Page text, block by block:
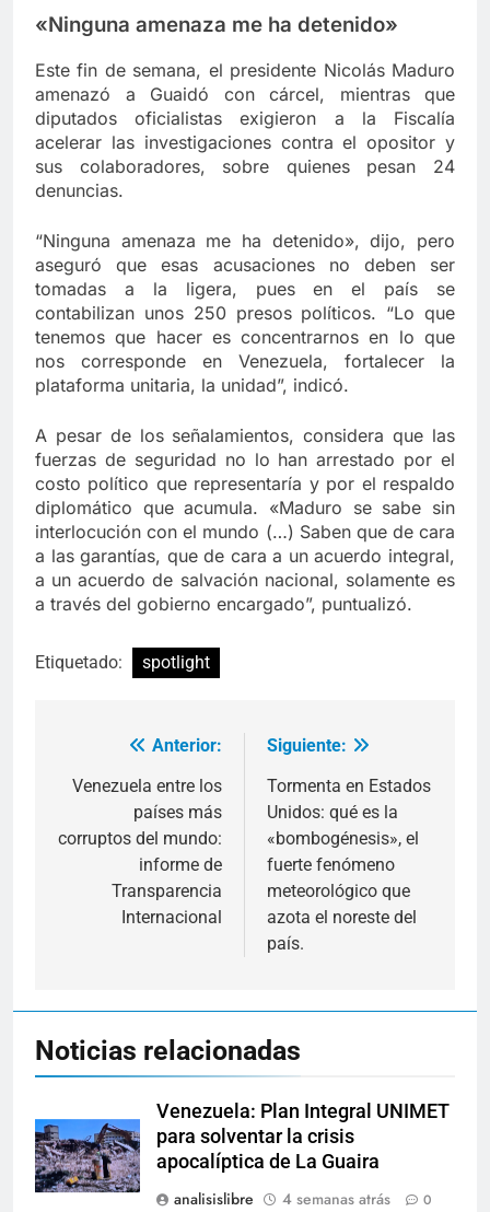
«Ninguna amenaza me ha detenido»
Este fin de semana, el presidente Nicolás Maduro
amenazó a Guaidó con cárcel, mientras que
diputados oficialistas exigieron a la Fiscalía
acelerar las investigaciones contra el opositor y
sus colaboradores, sobre quienes pesan 24
denuncias.
“Ninguna amenaza me ha detenido», dijo, pero
aseguró que esas acusaciones no deben ser
tomadas a la ligera, pues en el país se
contabilizan unos 250 presos políticos. “Lo que
tenemos que hacer es concentrarnos en lo que
nos corresponde en Venezuela, fortalecer la
plataforma unitaria, la unidad”, indicó.
A pesar de los señalamientos, considera que las
fuerzas de seguridad no lo han arrestado por el
costo político que representaría y por el respaldo
diplomático que acumula. «Maduro se sabe sin
interlocución con el mundo (…) Saben que de cara
a las garantías, que de cara a un acuerdo integral,
a un acuerdo de salvación nacional, solamente es
a través del gobierno encargado”, puntualizó.
Etiquetado: spotlight
Navegación
de
entradas
Anterior:
Venezuela entre los
países más
corruptos del mundo:
informe de
Transparencia
Internacional
Siguiente:
Tormenta en Estados
Unidos: qué es la
«bombogénesis», el
fuerte fenómeno
meteorológico que
azota el noreste del
país.
Noticias relacionadas
Venezuela: Plan Integral UNIMET
para solventar la crisis
apocalíptica de La Guaira
analisislibre
4 semanas atrás 0